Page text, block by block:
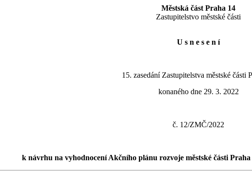
Městská část Praha 14
Zastupitelstvo městské části
U s n e s e n í
15. zasedání Zastupitelstva městské části
konaného dne 29. 3. 2022
č. 12/ZMČ/2022
k návrhu na vyhodnocení Akčního plánu rozvoje městské části Praha